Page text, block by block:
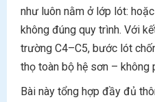
như luôn nằm ở lớp lót:
không đúng quy trình. Với
trường C4–C5, bước lót
thọ toàn bộ hệ sơn – không
Bài này tổng hợp đầy đủ